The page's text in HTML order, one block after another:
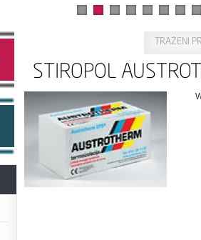
STIROPOL